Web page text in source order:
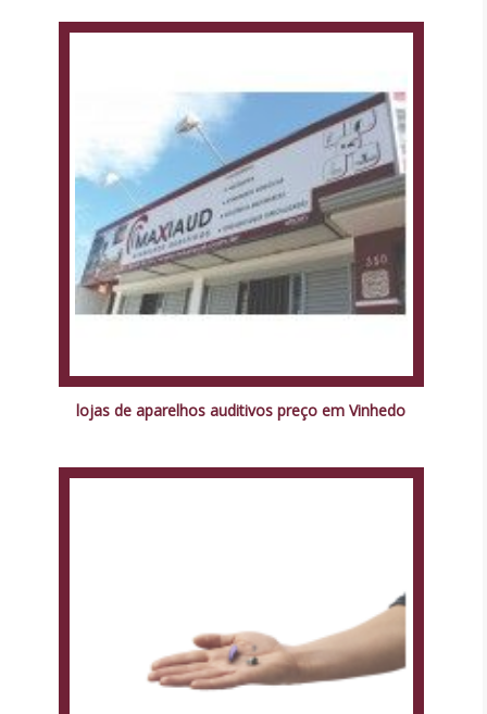
lojas de aparelhos auditivos preço em Vinhedo